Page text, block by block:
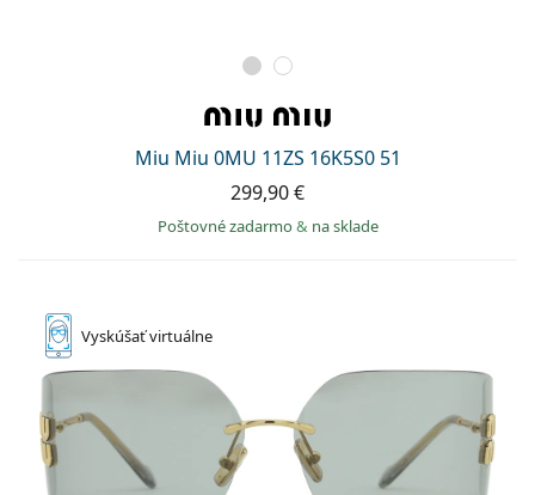
Miu Miu 0MU 11ZS 16K5S0 51
299,90 €
Poštovné zadarmo& na sklade
Vyskúšaťvirtuálne